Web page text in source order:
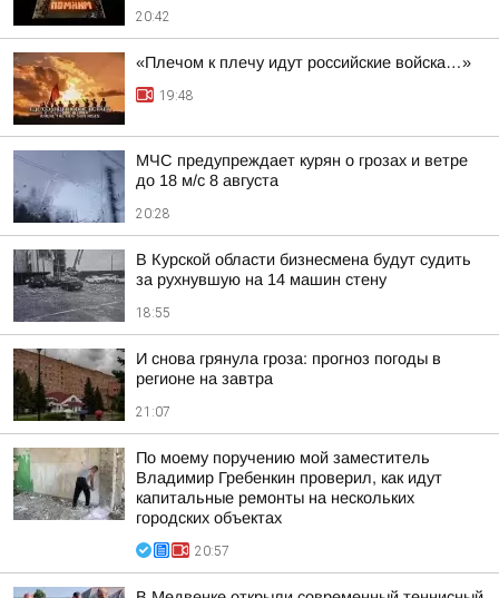
20:42
«Плечом к плечу идут российские войска…»
19:48
МЧС предупреждает курян о грозах и ветре
до 18 м/с 8 августа
20:28
В Курской области бизнесмена будут судить
за рухнувшую на 14 машин стену
18:55
И снова грянула гроза: прогноз погоды в
регионе на завтра
21:07
По моему поручению мой заместитель
Владимир Гребенкин проверил, как идут
капитальные ремонты на нескольких
городских объектах
20:57